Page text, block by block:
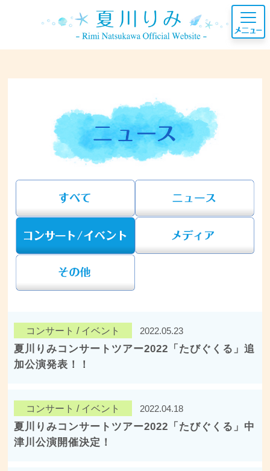
コンサート / イベント 2022.05.23
夏川りみコンサートツアー2022「たびぐくる」追
加公演発表！！
コンサート / イベント 2022.04.18
夏川りみコンサートツアー2022「たびぐくる」中
津川公演開催決定！